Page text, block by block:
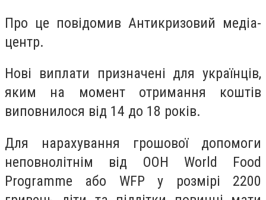
Про це повідомив Антикризовий медіа-
центр.
Нові виплати призначені для українців,
яким на момент отримання коштів
виповнилося від 14 до 18 років.
Для нарахування грошової допомоги
неповнолітнім від ООН World Food
Programme або WFP у розмірі 2200